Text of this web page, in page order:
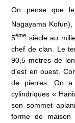
On pense que le
Nagayama
5ème siècle au
chef de clan. Le
90,5 mètres de
d’est en ouest.
de pierres. On a
cylindriques «
son sommet
forme de maison